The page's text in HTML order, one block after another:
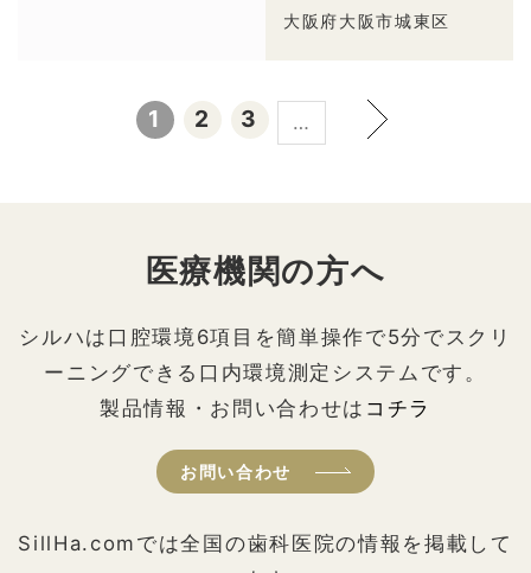
大阪府大阪市城東区
1 2 3 …
医療機関の方へ
シルハは口腔環境6項目を簡単操作で5分でスクリ
ーニングできる口内環境測定システムです。
製品情報・お問い合わせは コチラ
お問い合わせ
SillHa.comでは全国の歯科医院の情報を掲載して